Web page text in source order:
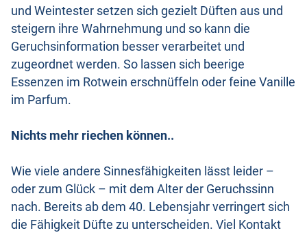
und Weintester setzen sich gezielt Düften aus und
steigern ihre Wahrnehmung und so kann die
Geruchsinformation besser verarbeitet und
zugeordnet werden. So lassen sich beerige
Essenzen im Rotwein erschnüffeln oder feine Vanille
im Parfum.
Nichts mehr riechen können..
Wie viele andere Sinnesfähigkeiten lässt leider –
oder zum Glück – mit dem Alter der Geruchssinn
nach. Bereits ab dem 40. Lebensjahr verringert sich
die Fähigkeit Düfte zu unterscheiden. Viel Kontakt